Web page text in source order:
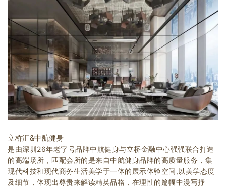
业 界
机 构
人 物
地 产
快速搜索
企业招聘
企业会员
关于投稿
广告投放
立桥汇&中航健身
是由深圳26年老字号品牌中航健身与立桥金融中心强强联合打造
的高端场所， 匹配会所的是来自中航健身品牌的高质量服务， 集
现代科技和现代商务生活美学于一体的展示体验空间,以美学态度
及细节， 体现出尊贵来解读精英品格， 在理性的篇幅中漫写抒